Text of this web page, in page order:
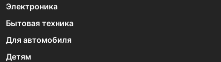
Электроника
Бытовая техника
Для автомобиля
Детям